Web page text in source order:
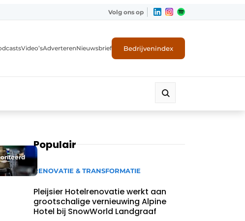
Volg ons op
Video’sAdverterenNieuwsbrief Bedrijvenindex
Populair
RENOVATIE & TRANSFORMATIE
Pleijsier Hotelrenovatie werkt aan
grootschalige vernieuwing Alpine
Hotel bij SnowWorld Landgraaf